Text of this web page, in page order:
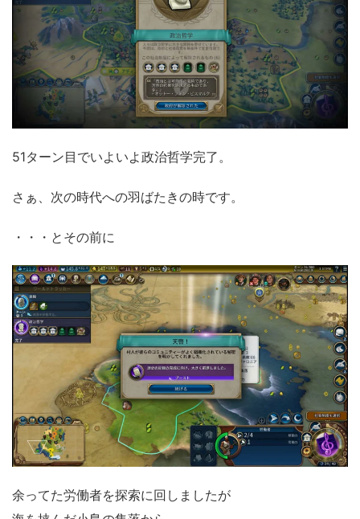
51ターン目でいよいよ政治哲学完了。
さぁ、次の時代への羽ばたきの時です。
・・・とその前に
余ってた労働者を探索に回しましたが